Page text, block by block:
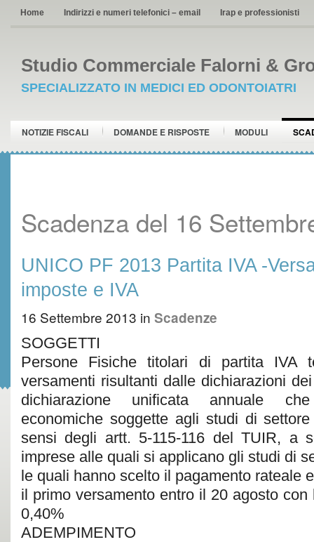
Home Indirizzi e numeri telefonici – email Irap e professionisti
Studio Commerciale Falorni &
SPECIALIZZATO IN MEDICI ED ODONTOIATRI
NOTIZIE FISCALI DOMANDE E RISPOSTE MODULI
Scadenza del 16
UNICO PF 2013 Partita IVA -
imposte e IVA
16 Settembre 2013 in Scadenze
SOGGETTI
Persone Fisiche titolari di partita IVA
versamenti risultanti dalle dichiarazioni
dichiarazione unificata annuale
economiche soggette agli studi di
sensi degli artt. 5-115-116 del TUIR, a
imprese alle quali si applicano gli studi di
le quali hanno scelto il pagamento rateale
il primo versamento entro il 20 agosto
0,40%
ADEMPIMENTO